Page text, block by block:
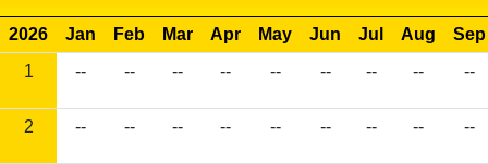
2026 Jan Feb Mar Apr May Jun Jul Aug
Sep
1
-- -- -- -- -- -- -- -- --
2 -- -- -- -- -- -- -- -- --